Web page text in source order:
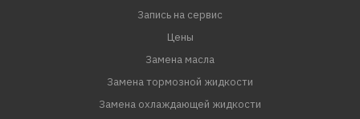
Запись на сервис
Цены
Замена масла
Замена тормозной жидкости
Замена охлаждающей жидкости